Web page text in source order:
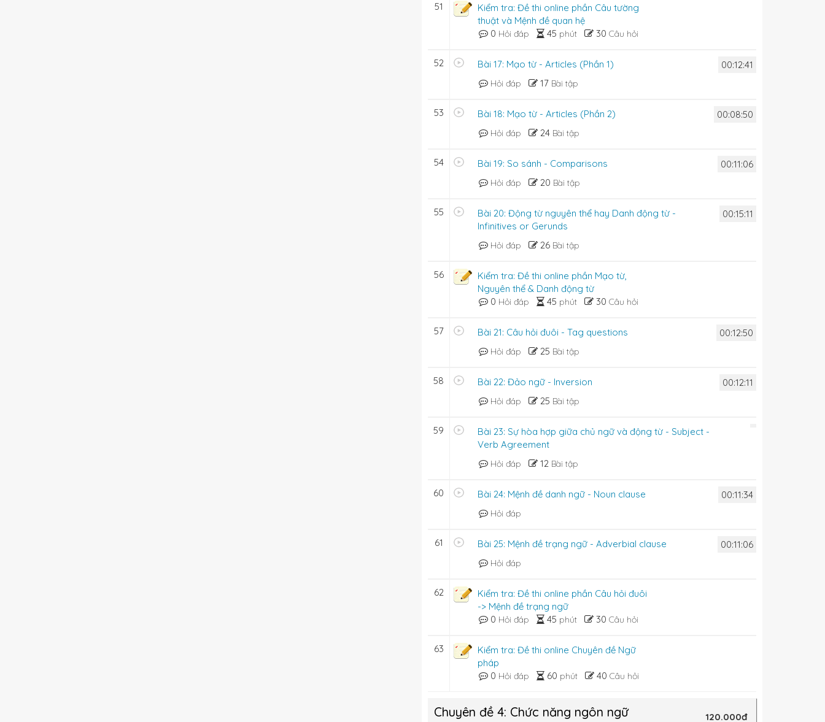
51
Kiểm tra: Đề thi online phần Câu tường
thuật và Mệnh đề quan hệ
0 Hỏi đáp 45 phút 30 Câu hỏi
52 00:12:41
Bài 17: Mạo từ - Articles (Phần 1)
Hỏi đáp 17 Bài tập
53 00:08:50
Bài 18: Mạo từ - Articles (Phần 2)
Hỏi đáp 24 Bài tập
54 00:11:06
Bài 19: So sánh - Comparisons
Hỏi đáp 20 Bài tập
55 00:15:11
Bài 20: Động từ nguyên thể hay Danh động từ -
Infinitives or Gerunds
Hỏi đáp 26 Bài tập
56
Kiểm tra: Đề thi online phần Mạo từ,
Nguyên thể & Danh động từ
0 Hỏi đáp 45 phút 30 Câu hỏi
57 00:12:50
Bài 21: Câu hỏi đuôi - Tag questions
Hỏi đáp 25 Bài tập
58 00:12:11
Bài 22: Đảo ngữ - Inversion
Hỏi đáp 25 Bài tập
59
Bài 23: Sự hòa hợp giữa chủ ngữ và động từ - Subject -
Verb Agreement
Hỏi đáp 12 Bài tập
60 00:11:34
Bài 24: Mệnh đề danh ngữ - Noun clause
Hỏi đáp
61 00:11:06
Bài 25: Mệnh đề trạng ngữ - Adverbial clause
Hỏi đáp
62
Kiểm tra: Đề thi online phần Câu hỏi đuôi
-> Mệnh đề trạng ngữ
0 Hỏi đáp 45 phút 30 Câu hỏi
63
Kiểm tra: Đề thi online Chuyên đề Ngữ
pháp
0 Hỏi đáp 60 phút 40 Câu hỏi
120.000đ
Chuyên đề 4: Chức năng ngôn ngữ